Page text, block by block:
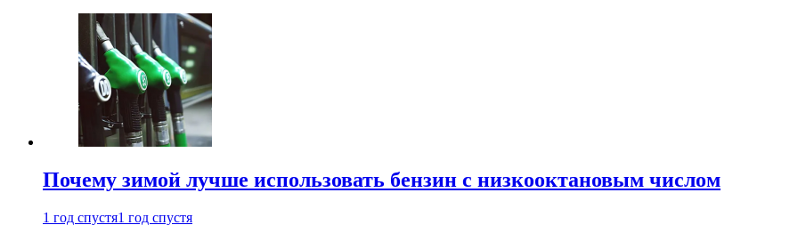
Почему зимой лучше использовать бензин с низкооктановым числом
1 год спустя1 год спустя